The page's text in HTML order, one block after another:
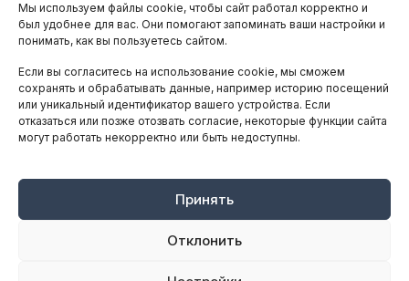
Мы используем файлы cookie, чтобы сайт работал корректно и
был удобнее для вас. Они помогают запоминать ваши настройки и
понимать, как вы пользуетесь сайтом.
Если вы согласитесь на использование cookie, мы сможем
сохранять и обрабатывать данные, например историю посещений
или уникальный идентификатор вашего устройства. Если
отказаться или позже отозвать согласие, некоторые функции сайта
могут работать некорректно или быть недоступны.
Принять
Отклонить
АНАЛИТИКА И СТАТИСТИКА
ARTICLES IN ENGLISH
НАВИГАЦИЯ
Оплата онлайн